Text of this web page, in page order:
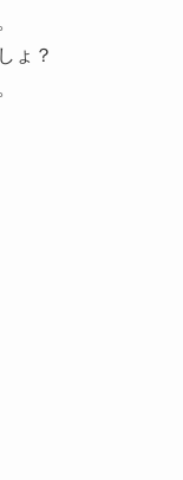
ょ？